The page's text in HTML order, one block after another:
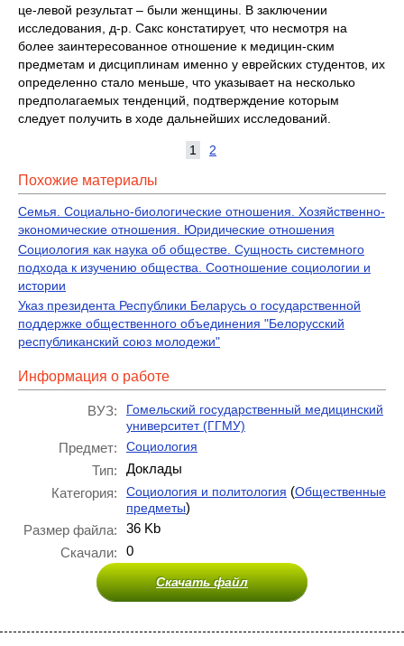
це-левой результат – были женщины. В заключении
исследования, д-р. Сакс констатирует, что несмотря на
более заинтересованное отношение к медицин-ским
предметам и дисциплинам именно у еврейских студентов, их
определенно стало меньше, что указывает на несколько
предполагаемых тенденций, подтверждение которым
следует получить в ходе дальнейших исследований.
1 2
Похожие материалы
Семья. Социально-биологические отношения. Хозяйственно-
экономические отношения. Юридические отношения
Социология как наука об обществе. Сущность системного
подхода к изучению общества. Соотношение социологии и
истории
Указ президента Республики Беларусь о государственной
поддержке общественного объединения "Белорусский
республиканский союз молодежи"
Информация о работе
ВУЗ:
Гомельский государственный медицинский
университет (ГГМУ)
Предмет: Социология
Тип:
Доклады
Категория:
Социология и политология (Общественные
предметы)
Размер файла:
36 Kb
Скачали:
0
Скачать файл